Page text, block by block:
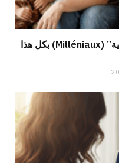
لماذا يشعر الأولياء من “جيل الألفية” (Milléniaux) بكل هذا